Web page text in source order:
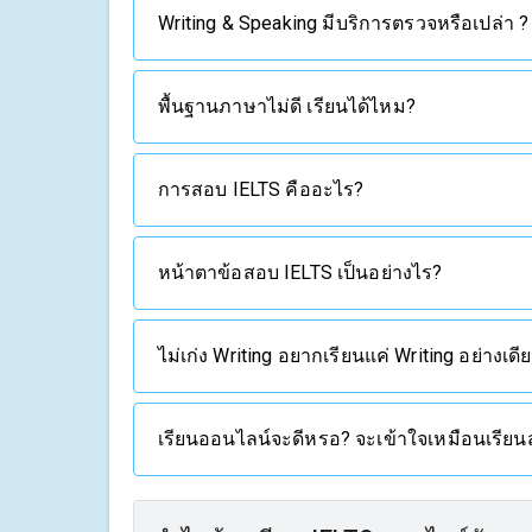
Writing & Speaking มีบริการตรวจหรือเปล่า ?
พื้นฐานภาษาไม่ดี เรียนได้ไหม?
การสอบ IELTS คืออะไร?
หน้าตาข้อสอบ IELTS เป็นอย่างไร?
ไม่เก่ง Writing อยากเรียนแค่ Writing อย่างเดี
เรียนออนไลน์จะดีหรอ? จะเข้าใจเหมือนเรีย